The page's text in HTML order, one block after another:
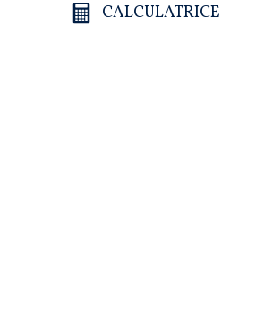
CALCULATRICE